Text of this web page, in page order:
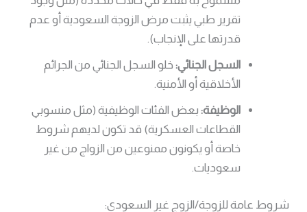
تقرير طبي يثبت مرض الزوجة السعودية أو عدم
قدرتها على الإنجاب).
السجل الجنائي: خلو السجل الجنائي من الجرائم
الأخلاقية أو الأمنية.
الوظيفة: بعض الفئات الوظيفية (مثل منسوبي
القطاعات العسكرية) قد تكون لديهم شروط
خاصة أو يكونون ممنوعين من الزواج من غير
سعوديات.
شروط عامة للزوجة/الزوج غير السعودي: